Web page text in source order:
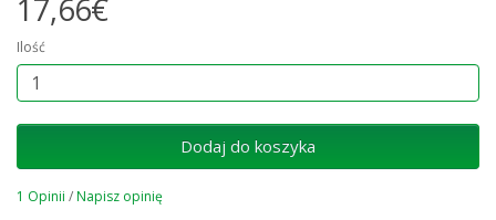
17,66€
Ilość
Dodaj do koszyka
1 Opinii /Napisz opinię